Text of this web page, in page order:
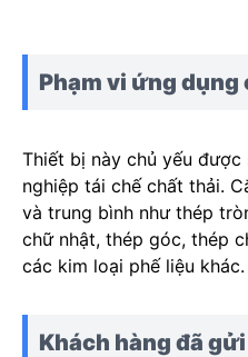
Phạm vi ứng dụng
Thiết bị này chủ yếu
nghiệp tái chế chất thải.
và trung bình như thép
chữ nhật, thép góc, thép
các kim loại phế liệu khác.
Khách hàng đã